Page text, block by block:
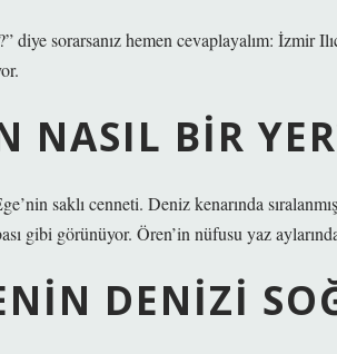
diye sorarsanız hemen cevaplayalım: İzmir
NASIL BIR
saklı cenneti. Deniz kenarında
gibi görünüyor. Ören’in nüfusu yaz
DENIZI